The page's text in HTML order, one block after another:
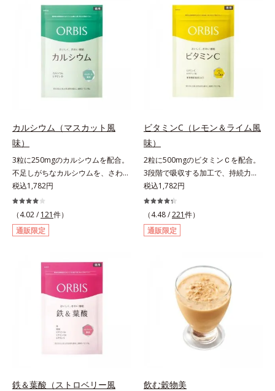
め、肌の乾燥が気になる方に適して
り、その中にアロニアアントシアニ
ン30mgが含有されています（2粒
当り）。
く、スッキリとした味わいに仕上が
りました。圧縮しているため栄養成
分の細胞壁が壊れ、吸収されやすい
状態に。固い繊維は取り除き、ぎゅ
っと搾り取った貴重なエキスのみを
使用しています。
B6、B12とビタミンCを配合。1日
に必要な鉄分の不足分を効率よく1
本で補給できます。赤ブドウと白ブ
ドウの果汁をすっきり飲みやすくブ
レンド。フレッシュな味なので、ゴ
クゴク飲めるおいしさです。* 「五
訂増補日本食品標準成分表2020」
より、ほうれん草（ゆで）1束210g
カルシウム（マスカット風
味）
3粒に250mgのカルシウムを配合。
不足しがちなカルシウムを、さわや
かな甘さのマスカット風味で。3粒
にお魚約4.5尾分（*1）のカルシウ
ムを配合したタブレット。どんどん
不足していくカルシウムを、手軽に
おいしくチャージできる、さわやか
「五訂増補日本食品標準成分表
2010」より、さんま（生）1尾
175gとして可食部換算した場合。
税込1,782円
（4.02 / 121件）
通販限定
ビタミンC（レモン＆ライム風
味）
2粒に500mgのビタミンＣを配合。
3段階で吸収する加工で、持続力が
ぐんとアップ。ビタミンC（レモン
＆ライム風味）は、栄養機能食品で
すビタミンCは、皮膚や粘膜の健康
維持を助けるとともに、抗酸化作用
を持つ栄養素です。2粒にレモン約
ました。3段階でゆっくり吸収する
加工で、持続力を高めています。程
よい酸味で食べやすい、レモン＆ラ
イム風味です。*1 : 社団法人全国清
涼飲料工業会の取り決めに基づきレ
モン果実1個（120g）当り20mgと
して可食部換算した場合。
税込1,782円
（4.48 /221件）
通販限定
鉄＆葉酸（ストロベリー風 飲む穀物美